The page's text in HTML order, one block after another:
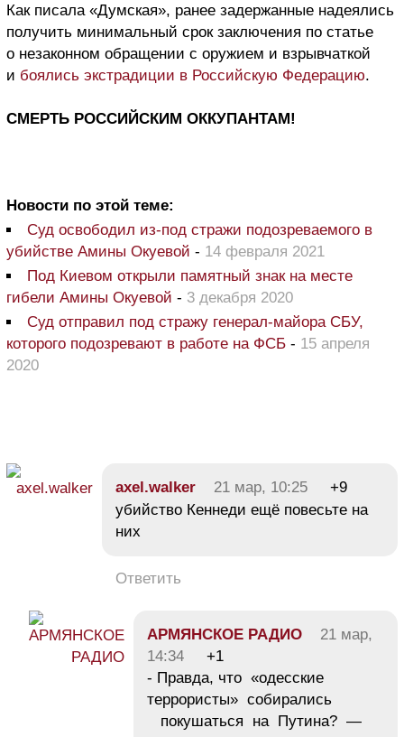
Как писала «Думская», ранее задержанные надеялись
получить минимальный срок заключения по статье
о незаконном обращении с оружием и взрывчаткой
и боялись экстрадиции в Российскую Федерацию.
СМЕРТЬ РОССИЙСКИМ ОККУПАНТАМ!
Новости по этой теме:
Суд освободил из-под стражи подозреваемого в
убийстве Амины Окуевой - 14 февраля 2021
Под Киевом открыли памятный знак на месте
гибели Амины Окуевой - 3 декабря 2020
Суд отправил под стражу генерал-майора СБУ,
которого подозревают в работе на ФСБ - 15 апреля
2020
axel.walker 21 мар, 10:25
+9
убийство Кеннеди ещё повесьте на
них
Ответить
АРМЯНСКОЕ РАДИО
21 мар,
14:34
+1
- Правда, что «одесские
террористы» собирались
покушаться на Путина? —